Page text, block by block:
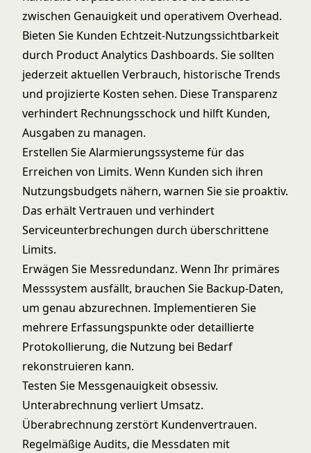
zwischen Genauigkeit und operativem Overhead.
Bieten Sie Kunden Echtzeit-Nutzungssichtbarkeit
durch Product Analytics Dashboards. Sie sollten
jederzeit aktuellen Verbrauch, historische Trends
und projizierte Kosten sehen. Diese Transparenz
verhindert Rechnungsschock und hilft Kunden,
Ausgaben zu managen.
Erstellen Sie Alarmierungssysteme für das
Erreichen von Limits. Wenn Kunden sich ihren
Nutzungsbudgets nähern, warnen Sie sie proaktiv.
Das erhält Vertrauen und verhindert
Serviceunterbrechungen durch überschrittene
Limits.
Erwägen Sie Messredundanz. Wenn Ihr primäres
Messsystem ausfällt, brauchen Sie Backup-Daten,
um genau abzurechnen. Implementieren Sie
mehrere Erfassungspunkte oder detaillierte
Protokollierung, die Nutzung bei Bedarf
rekonstruieren kann.
Testen Sie Messgenauigkeit obsessiv.
Unterabrechnung verliert Umsatz.
Überabrechnung zerstört Kundenvertrauen.
Regelmäßige Audits, die Messdaten mit